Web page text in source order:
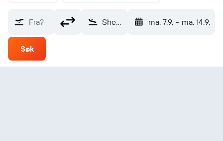
Fra? Shenzhen (SZX) ma. 7.9. - ma. 14.9.
Søk